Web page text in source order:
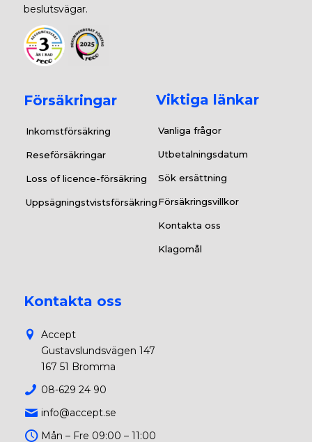
beslutsvägar.
Försäkringar
Inkomstförsäkring
Reseförsäkringar
Loss of licence-försäkring
Uppsägningstvistsförsäkring
Viktiga länkar
Vanliga frågor
Utbetalningsdatum
Sök ersättning
Försäkringsvillkor
Kontakta oss
Klagomål
Kontakta oss
Accept
Gustavslundsvägen 147
167 51 Bromma
08-629 24 90
info@accept.se
Mån – Fre 09:00 – 11:00